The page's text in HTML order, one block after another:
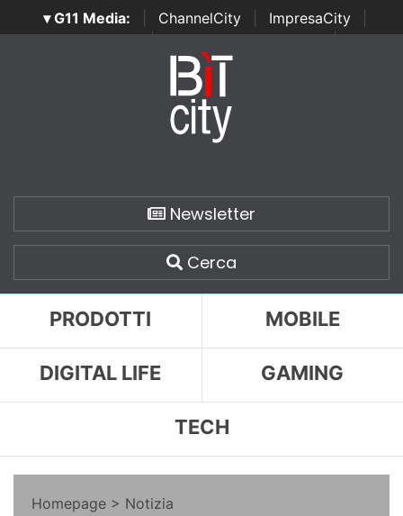
▾ G11 Media: ChannelCity ImpresaCity
SecurityOpenLab | Italian Channel Awards | Italian
Italian Security Awards
Newsletter
Cerca
PRODOTTI MOBILE
DIGITAL LIFE GAMING
TECH
Homepage > Notizia